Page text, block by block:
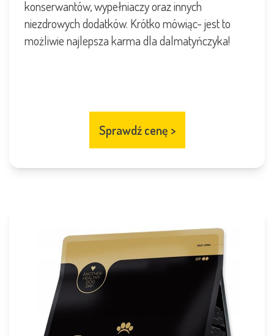
konserwantów, wypełniaczy oraz innych
niezdrowych dodatków. Krótko mówiąc- jest to
możliwienajlepsza karma dla dalmatyńczyka!
Sprawdź cenę >